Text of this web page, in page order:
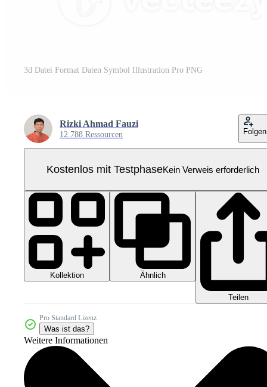
3d Datei Format Daten Symbol Illustration Pro PNG
Rizki Ahmad Fauzi
12.788 Ressourcen Folgen
Kostenlos mit TestphaseKein Verweis erforderlich
Kollektion Ähnlich
Teilen
Pro Standard Lizenz
Was ist das?
Weitere Informationen